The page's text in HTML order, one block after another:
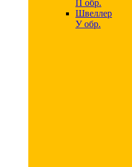
П обр.
Швеллер
У обр.